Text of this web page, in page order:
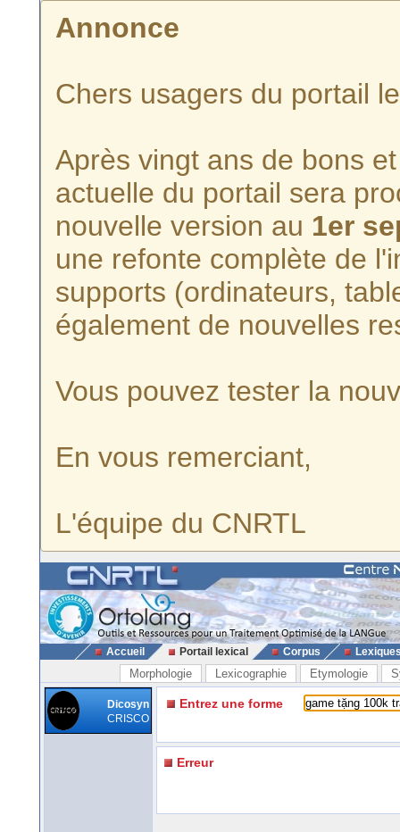
Annonce
Chers usagers du portail
Après vingt ans de bons
actuelle du portail sera
nouvelle version au 1er
une refonte complète de
supports (ordinateurs,
également de nouvelles
Vous pouvez tester la
En vous remerciant,
L'équipe du CNRTL
Accueil Portail lexical Corpus
Morphologie Lexicographie Etymologie
Dicosyn
CRISCO
Entrez une forme
Erreur